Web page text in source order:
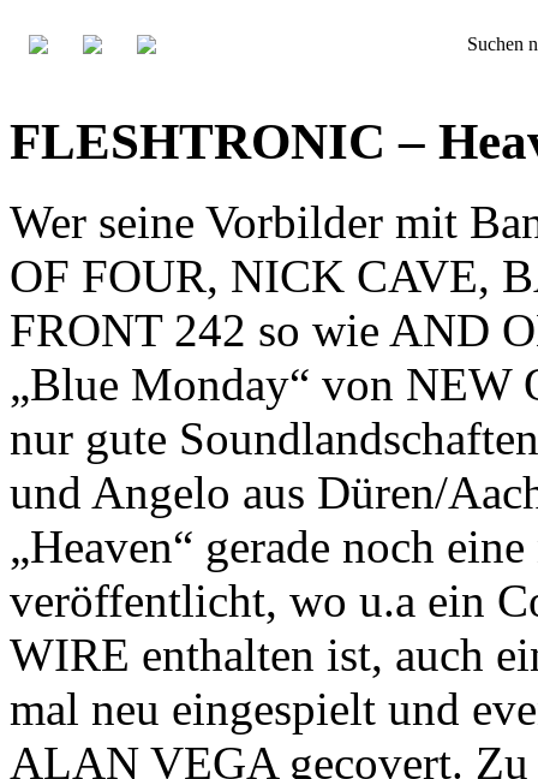
Suchen
FLESHTRONIC –
Wer seine Vorbilder mit
OF FOUR, NICK CAVE,
FRONT 242 so wie AND
„Blue Monday“ von NEW
nur gute
und Angelo aus Düren/
„Heaven“ gerade noch
veröffentlicht, wo u.a ein
WIRE enthalten ist, auch
mal neu eingespielt und
ALAN VEGA gecovert. Zu